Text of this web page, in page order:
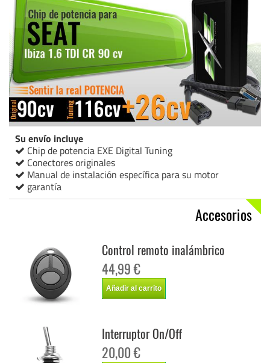
Su envío incluye
Chip de potencia EXE Digital Tuning
Conectores originales
Manual de instalación específica para su motor
garantía
Accesorios
Control remoto inalámbrico
44,99 €
Añadir al carrito
Interruptor On/Off
20,00 €